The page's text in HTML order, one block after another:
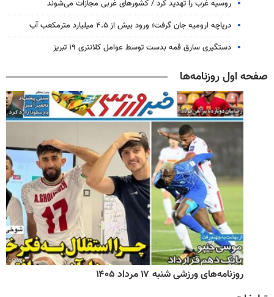
روسیه غرب را تهدید کرد / کشورهای غربی مجازات می‌شوند
دریاچه ارومیه جان گرفت؛ ورود بیش از ۴.۵ میلیارد مترمکعب آب
دستگیری سارق قمه بدست توسط عوامل کلانتری ۱۹ تبریز
صفحه اول روزنامه‌ها
روزنامه‌های ورزشی شنبه ۱۷ مرداد ۱۴۰۵